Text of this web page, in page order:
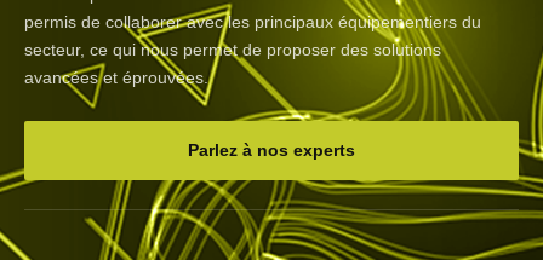
permis de collaborer avec les principaux équipementiers du
secteur, ce qui nous permet de proposer des solutions
avancées et éprouvées.
Parlez à nos experts